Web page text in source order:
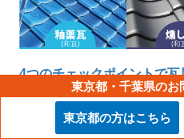
4つのチェックポイントで
のタイミングを知ろう
続きを読む
東京都・千葉県のお
東京都の方はこちら